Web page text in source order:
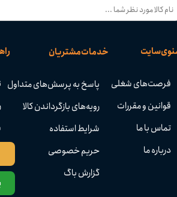
خدمات مشتریان
پاسخ به پرسش‌های متداول
رویه‌های بازگرداندن کالا
شرایط استفاده
حریم خصوصی
گزارش باگ
سایت
فرصت‌های شغلی
قوانین و مقررات
تماس با ما
درباره ما